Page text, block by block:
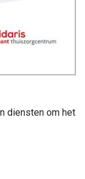
diensten om het